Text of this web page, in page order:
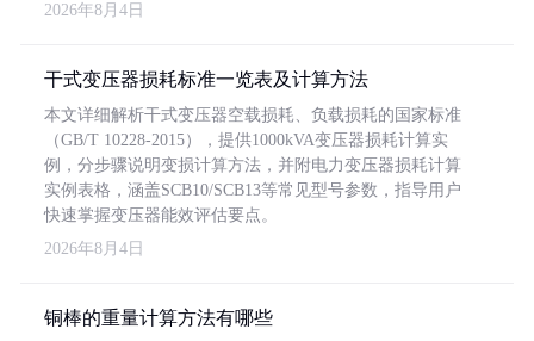
2026年8月4日
干式变压器损耗标准一览表及计算方法
本文详细解析干式变压器空载损耗、负载损耗的国家标准
（GB/T 10228-2015），提供1000kVA变压器损耗计算实
例，分步骤说明变损计算方法，并附电力变压器损耗计算
实例表格，涵盖SCB10/SCB13等常见型号参数，指导用户
快速掌握变压器能效评估要点。
2026年8月4日
铜棒的重量计算方法有哪些